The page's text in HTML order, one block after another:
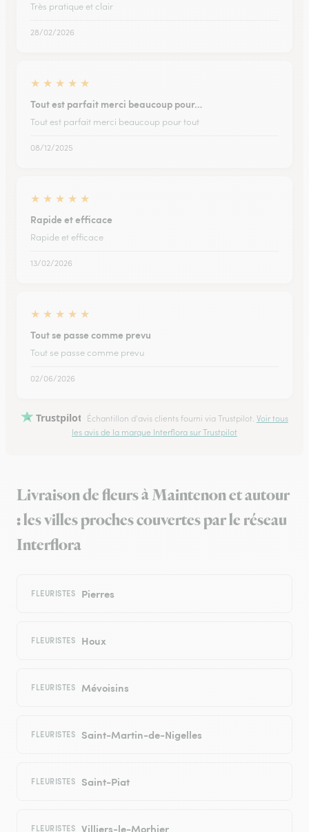
Très pratique et clair
28/02/2026
★ ★ ★ ★ ★
Tout est parfait merci beaucoup pour…
Tout est parfait merci beaucoup pour tout
08/12/2025
★ ★ ★ ★ ★
Rapide et efficace
Rapide et efficace
13/02/2026
★ ★ ★ ★ ★
Tout se passe comme prevu
Tout se passe comme prevu
02/06/2026
Trustpilot Échantillon d'avis clients fourni via Trustpilot. Voir tous
les avis de la marque Interflora sur Trustpilot
Livraison de fleurs à Maintenon et autour
: les villes proches couvertes par le réseau
Interflora
FLEURISTES Pierres
FLEURISTES Houx
FLEURISTES Mévoisins
FLEURISTES Saint-Martin-de-Nigelles
FLEURISTES Saint-Piat
FLEURISTES Villiers-le-Morhier